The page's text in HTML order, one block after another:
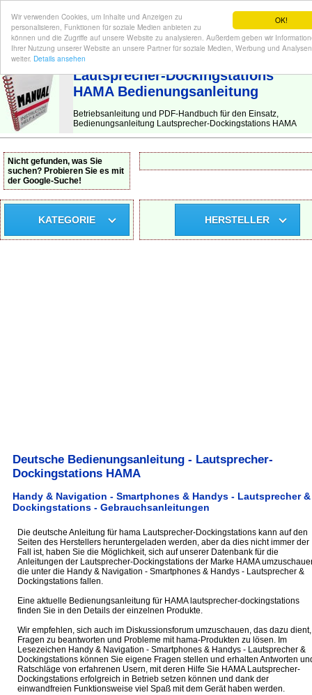
OK!
Wir verwenden Cookies, um Inhalte und Anzeigen zu
personalisieren, Funktionen für soziale Medien anbieten zu
können und die Zugriffe auf unsere Website zu analysieren. Außerdem geben wir
Ihrer Nutzung unserer Website an unsere Partner für soziale Medien, Werbung und Analysen
weiter. Details ansehen
BEDIENUNGSANLEITUNG | Hier finden Sie die deutsche Anleitung!
Lautsprecher-Dockingstations
HAMA Bedienungsanleitung
Betriebsanleitung und PDF-Handbuch für den Einsatz,
Bedienungsanleitung Lautsprecher-Dockingstations HAMA
Nicht gefunden, was Sie
suchen? Probieren Sie es mit
der Google-Suche!
KATEGORIE HERSTELLER
Deutsche Bedienungsanleitung - Lautsprecher-
Dockingstations HAMA
Handy & Navigation - Smartphones & Handys - Lautsprecher &
Dockingstations - Gebrauchsanleitungen
Die deutsche Anleitung für hama Lautsprecher-Dockingstations kann auf den
Seiten des Herstellers heruntergeladen werden, aber da dies nicht immer der
Fall ist, haben Sie die Möglichkeit, sich auf unserer Datenbank für die
Anleitungen der Lautsprecher-Dockingstations der Marke HAMA
die unter die Handy & Navigation - Smartphones & Handys - Lautsprecher &
Dockingstations fallen.
Eine aktuelle Bedienungsanleitung für HAMA lautsprecher-dockingstations
finden Sie in den Details der einzelnen Produkte.
Wir empfehlen, sich auch im Diskussionsforum umzuschauen, das dazu dient,
Fragen zu beantworten und Probleme mit hama-Produkten zu lösen. Im
Lesezeichen Handy & Navigation - Smartphones & Handys - Lautsprecher &
Dockingstations können Sie eigene Fragen stellen und erhalten Antworten
Ratschläge von erfahrenen Usern, mit deren Hilfe Sie HAMA Lautsprecher-
Dockingstations erfolgreich in Betrieb setzen können und dank der
einwandfreien Funktionsweise viel Spaß mit dem Gerät haben werden.